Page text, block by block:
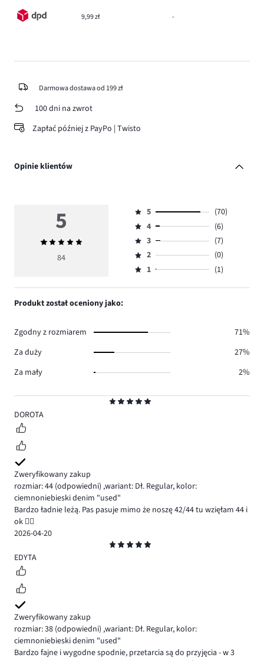
9,99 zł -
Darmowa dostawa od 199 zł
100 dni na zwrot
Zapłać później z PayPo | Twisto
Opinie klientów
5
DOROTA
Zweryfikowany zakup
rozmiar: 44 (odpowiedni) ,wariant: Dł. Regular, kolor:
ciemnoniebieski denim "used"
Bardzo ładnie leżą. Pas pasuje mimo że noszę 42/44 tu wzięłam 44 i
ok 👍🏻
2026-04-20
5
EDYTA
Zweryfikowany zakup
rozmiar: 38 (odpowiedni) ,wariant: Dł. Regular, kolor:
ciemnoniebieski denim "used"
Bardzo fajne i wygodne spodnie, przetarcia są do przyjęcia - w 3
5
Średnia
ocena
84
Ocena
5,
ilość
głosów
70.
5
(70)
Ocena
4,
ilość
głosów
4
(6)
Ocena
3,
ilość
3
(7)
Ocena
2,
2
(0)
Ocena
1,
1 (1)
Produkt został oceniony jako:
Zgodny z rozmiarem
71%
Za duży
27%
Za mały
2%